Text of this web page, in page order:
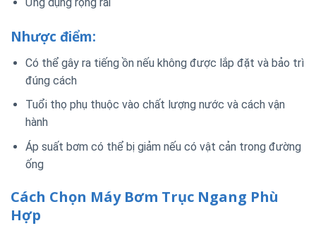
Ứng dụng rộng rãi
Nhược điểm:
Có thể gây ra tiếng ồn nếu không được lắp đặt và bảo trì
đúng cách
Tuổi thọ phụ thuộc vào chất lượng nước và cách vận
hành
Áp suất bơm có thể bị giảm nếu có vật cản trong đường
ống
Cách Chọn Máy Bơm Trục Ngang Phù
Hợp